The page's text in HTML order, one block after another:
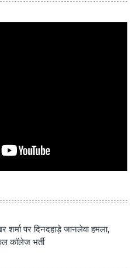
शर्मा पर दिनदहाड़े जानलेवा हमला,
कॉलेज भर्ती